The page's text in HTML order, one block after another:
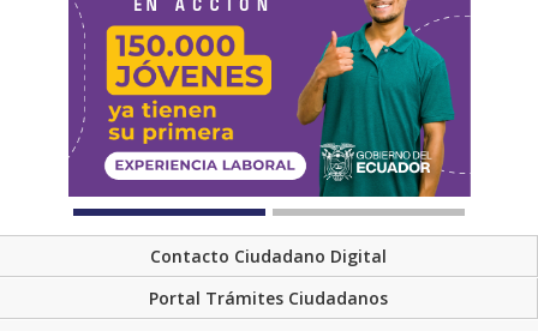
Contacto Ciudadano Digital
Portal Trámites Ciudadanos